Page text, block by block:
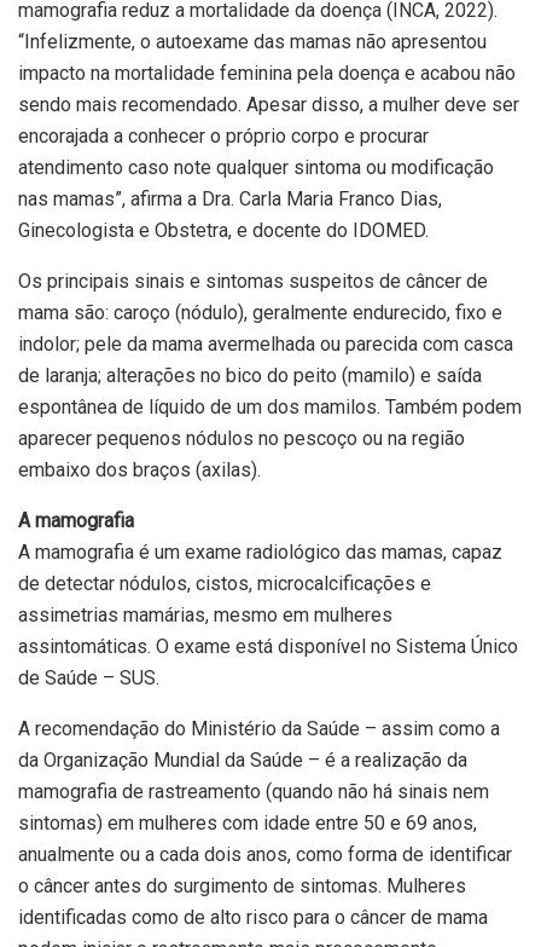
mamografia reduz a mortalidade da doença (INCA, 2022).
“Infelizmente, o autoexame das mamas não apresentou
impacto na mortalidade feminina pela doença e acabou não
sendo mais recomendado. Apesar disso, a mulher deve ser
encorajada a conhecer o próprio corpo e procurar
atendimento caso note qualquer sintoma ou modificação
nas mamas”, afirma a Dra. Carla Maria Franco Dias,
Ginecologista e Obstetra, e docente do IDOMED.
Os principais sinais e sintomas suspeitos de câncer de
mama são: caroço (nódulo), geralmente endurecido, fixo e
indolor; pele da mama avermelhada ou parecida com casca
de laranja; alterações no bico do peito (mamilo) e saída
espontânea de líquido de um dos mamilos. Também podem
aparecer pequenos nódulos no pescoço ou na região
embaixo dos braços (axilas).
A mamografia
A mamografia é um exame radiológico das mamas, capaz
de detectar nódulos, cistos, microcalcificações e
assimetrias mamárias, mesmo em mulheres
assintomáticas. O exame está disponível no Sistema Único
de Saúde – SUS.
A recomendação do Ministério da Saúde – assim como a
da Organização Mundial da Saúde – é a realização da
mamografia de rastreamento (quando não há sinais nem
sintomas) em mulheres com idade entre 50 e 69 anos,
anualmente ou a cada dois anos, como forma de identificar
o câncer antes do surgimento de sintomas. Mulheres
identificadas como de alto risco para o câncer de mama